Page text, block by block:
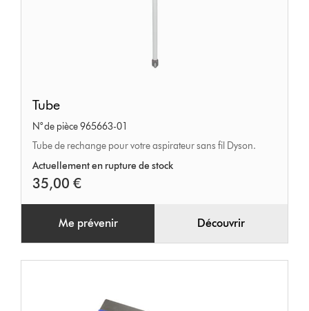
Tube
N° de pièce 965663-01
Tube de rechange pour votre aspirateur sans fil Dyson.
Actuellement en rupture de stock
35,00 €
Me prévenir Découvrir